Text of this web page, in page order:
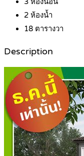
2 ห้องน้ำ
18 ตารางวา
Description